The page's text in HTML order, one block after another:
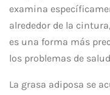
examina
alrededor de la
es una forma más
los problemas de
La grasa adiposa se